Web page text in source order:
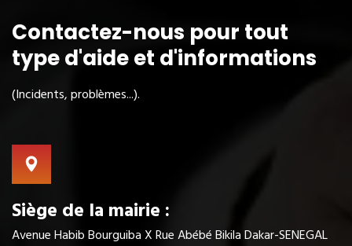
Contactez-nous pour tout
typed'aide et d'informations
(Incidents, problèmes...).
Siège de la mairie :
Avenue Habib Bourguiba X Rue Abébé Bikila Dakar-SENEGAL